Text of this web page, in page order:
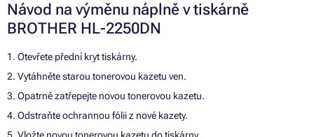
Návod na výměnu náplně v tiskárně
BROTHER HL-2250DN
1. Otevřete přední kryt tiskárny.
2. Vytáhněte starou tonerovou kazetu ven.
3. Opatrně zatřepejte novou tonerovou kazetu.
4. Odstraňte ochrannou fólii z nové kazety.